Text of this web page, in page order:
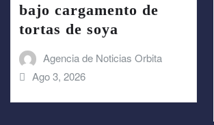
bajo cargamento de
tortas de soya
Agencia de Noticias Orbita
Ago 3, 2026